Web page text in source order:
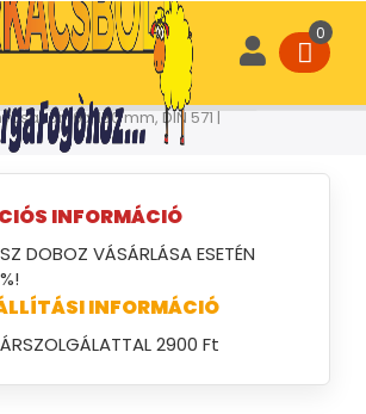
10 x 180 mm, DIN 571 |
INFORMÁCIÓ
DOBOZ VÁSÁRLÁSA ESETÉN
INFORMÁCIÓ
2900 Ft